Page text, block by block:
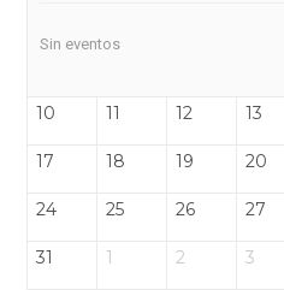
Sin eventos
10 11 12 13
17 18 19 20
24 25 26 27
31 1 2 3